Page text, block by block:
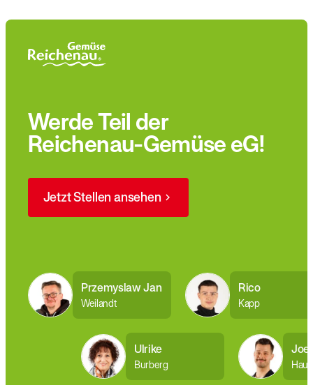
Werde Teil der
Reichenau-Gemüse eG!
Jetzt Stellen ansehen
Przemyslaw Jan
Weilandt
Rico
Kapp
Ulrike
Burberg
Joel